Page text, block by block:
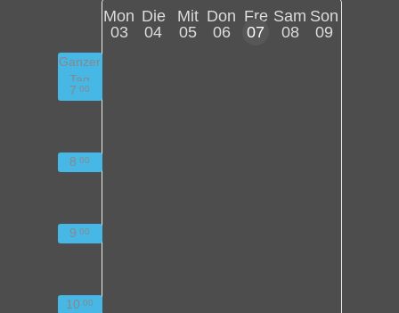
Mon
03
Die
04
Mit
05
Don
06
Fre
07
Sam
08
Son
09
Ganzer
Tag
7 00
8 00
9 00
10 00